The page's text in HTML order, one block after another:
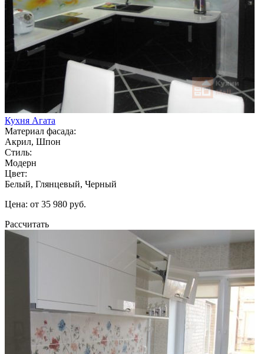
Кухня Агата
Материал фасада:
Акрил, Шпон
Стиль:
Модерн
Цвет:
Белый, Глянцевый, Черный
Цена: от 35 980 руб.
Рассчитать